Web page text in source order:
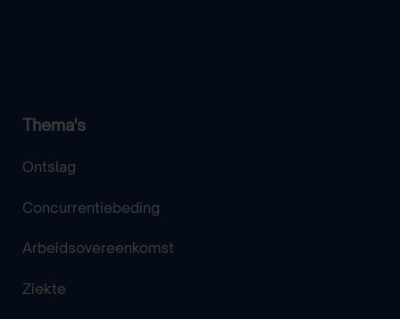
Thema's
Ontslag
Concurrentiebeding
Arbeidsovereenkomst
Ziekte